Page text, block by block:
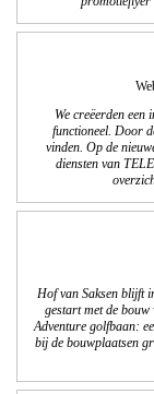
We creëerden
functioneel. Door
vinden. Op de
diensten van
Hof van Saksen blijft
gestart met de
Adventure golfbaan:
bij de bouwplaatsen